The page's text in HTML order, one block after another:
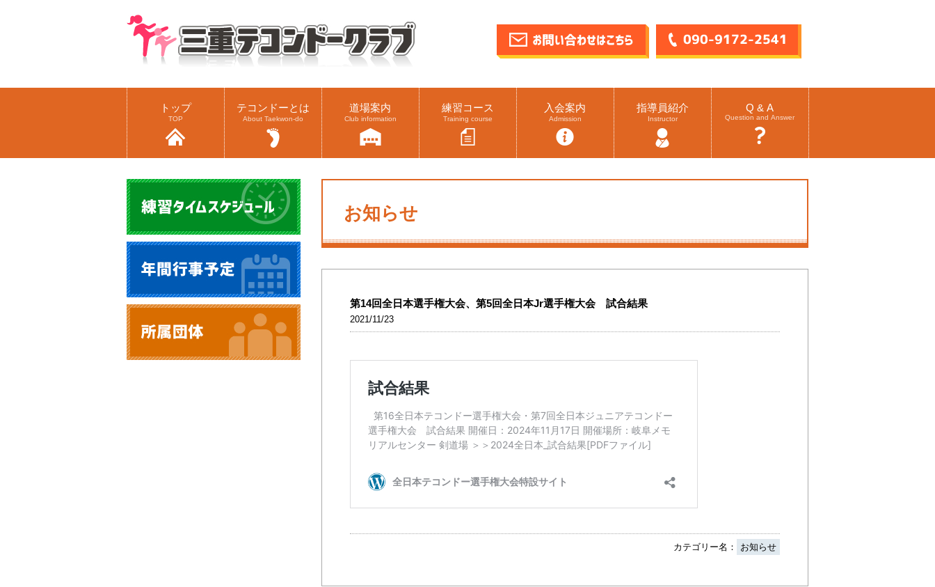
トップ
TOP
テコンドーとは
About Taekwon-do
道場案内
Club information
練習コース
Training course
入会案内
Admission
指導員紹介
Instructor
Q & A
Question and Answer
お知らせ
第14回全日本選手権大会、第5回全日本Jr選手権大会 試合結果
2021/11/23
カテゴリー名： お知らせ